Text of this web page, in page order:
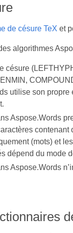
de césure TeX et
algorithmes
césure
utilise son
Aspose.Words
(mots) et
dépend du mode
Aspose.Words